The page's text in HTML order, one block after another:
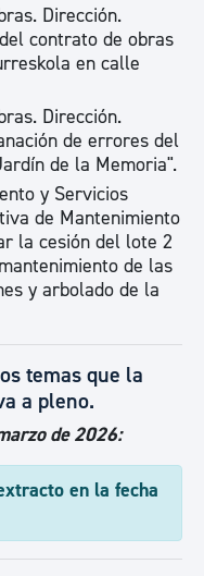
Dirección.
contrato de obras
en calle
Dirección.
de errores del
de la Memoria".
y Servicios
de Mantenimiento
la cesión del lote 2
de las
y arbolado de la
temas que la
a pleno.
de 2026:
en la fecha